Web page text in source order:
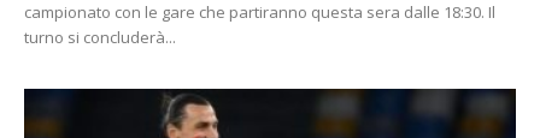
campionato con le gare che partiranno questa sera dalle 18:30. Il
turno si concluderà...